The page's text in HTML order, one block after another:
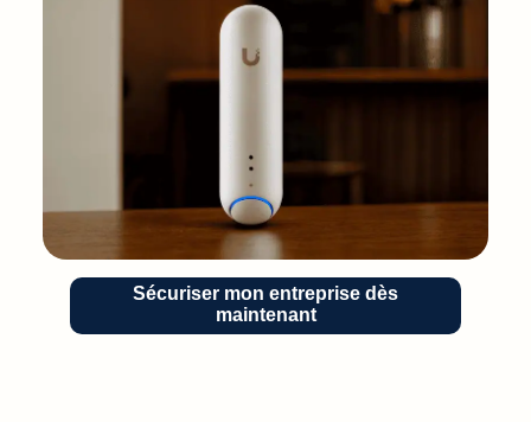
Sécuriser mon entreprise dès
maintenant